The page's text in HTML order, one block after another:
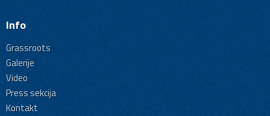
Info
Grassroots
Galerije
Video
Press sekcija
Kontakt